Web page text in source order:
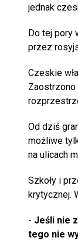
jednak
Do tej pory
przez
Czeskie
Od dziś
możliwe
na ulicach
Szkoły i
krytycznej.
- Jeśli nie
tego nie